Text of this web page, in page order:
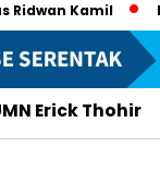
Kamil
Erick Thohir